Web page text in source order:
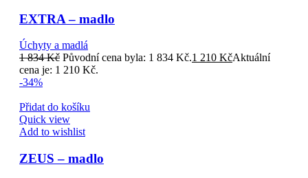
EXTRA – madlo
Úchyty a madlá
1 834Kč Původní cena byla: 1 834 Kč.1 210 KčAktuální
cena je: 1 210 Kč.
-34%
Přidat do košíku
Quick view
Add to wishlist
ZEUS – madlo